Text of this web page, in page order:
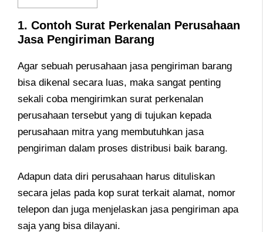
1. Contoh Surat Perkenalan Perusahaan
Jasa Pengiriman Barang
Agar sebuah perusahaan jasa pengiriman barang
bisa dikenal secara luas, maka sangat penting
sekali coba mengirimkan surat perkenalan
perusahaan tersebut yang di tujukan kepada
perusahaan mitra yang membutuhkan jasa
pengiriman dalam proses distribusi baik barang.
Adapun data diri perusahaan harus dituliskan
secara jelas pada kop surat terkait alamat, nomor
telepon dan juga menjelaskan jasa pengiriman apa
saja yang bisa dilayani.